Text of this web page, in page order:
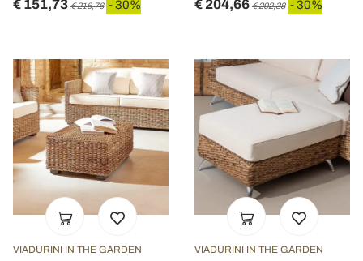
€ 151,73 € 216,76 - 30% € 204,66 € 292,38 - 30%
VIADURINI IN THE GARDEN VIADURINI IN THE GARDEN